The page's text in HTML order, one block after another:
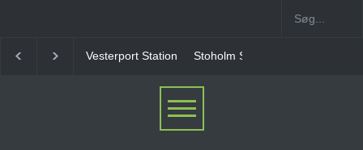
Vesterport Station Stoholm Station